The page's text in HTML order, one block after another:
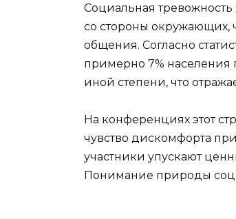
Социальная тревожность
со стороны окружающих,
общения. Согласно
примерно 7% населения
иной степени, что
На конференциях этот
чувство дискомфорта
участники упускают
Понимание природы